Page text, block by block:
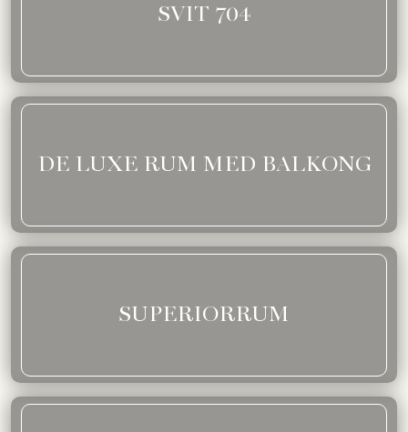
SVIT 704
DE LUXE RUM MED BALKONG
SUPERIORRUM